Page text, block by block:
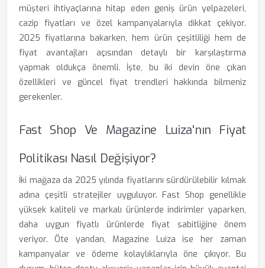
müşteri ihtiyaçlarına hitap eden geniş ürün yelpazeleri,
cazip fiyatları ve özel kampanyalarıyla dikkat çekiyor.
2025 fiyatlarına bakarken, hem ürün çeşitliliği hem de
fiyat avantajları açısından detaylı bir karşılaştırma
yapmak oldukça önemli. İşte, bu iki devin öne çıkan
özellikleri ve güncel fiyat trendleri hakkında bilmeniz
gerekenler.
Fast Shop Ve Magazine Luiza'nın Fiyat
Politikası Nasıl Değişiyor?
İki mağaza da 2025 yılında fiyatlarını sürdürülebilir kılmak
adına çeşitli stratejiler uyguluyor. Fast Shop genellikle
yüksek kaliteli ve markalı ürünlerde indirimler yaparken,
daha uygun fiyatlı ürünlerde fiyat sabitliğine önem
veriyor. Öte yandan, Magazine Luiza ise her zaman
kampanyalar ve ödeme kolaylıklarıyla öne çıkıyor. Bu